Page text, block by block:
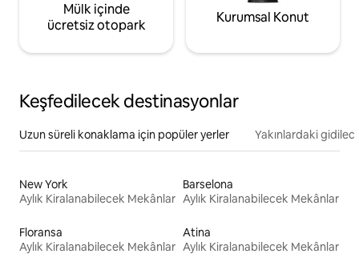
Mülk içinde
ücretsiz otopark
Kurumsal Konut
Keşfedilecek destinasyonlar
Uzun süreli konaklama için popüler yerler Yakınlardaki
New York
Aylık Kiralanabilecek Mekânlar
Barselona
Aylık Kiralanabilecek Mekânlar
Floransa
Aylık Kiralanabilecek Mekânlar
Atina
Aylık Kiralanabilecek Mekânlar